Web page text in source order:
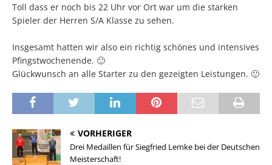
Toll dass er noch bis 22 Uhr vor Ort war um die starken
Spieler der Herren S/A Klasse zu sehen.
Insgesamt hatten wir also ein richtig schönes und intensives
Pfingstwochenende. 🙂
Glückwunsch an alle Starter zu den gezeigten Leistungen. 🙂
VORHERIGER
Drei Medaillen für Siegfried Lemke bei der Deutschen
Meisterschaft!